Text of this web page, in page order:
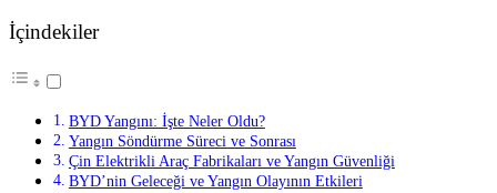
İçindekiler
BYD Yangını: İşte Neler Oldu?
Yangın Söndürme Süreci ve Sonrası
Çin Elektrikli Araç Fabrikaları ve Yangın Güvenliği
BYD’nin Geleceği ve Yangın Olayının Etkileri